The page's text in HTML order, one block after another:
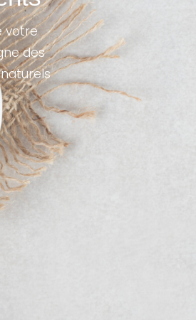
votre
des